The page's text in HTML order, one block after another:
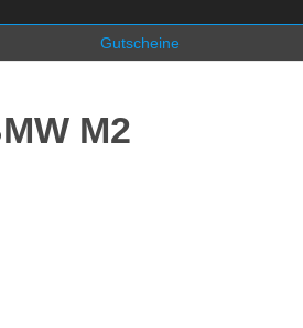
Gutscheine
M2